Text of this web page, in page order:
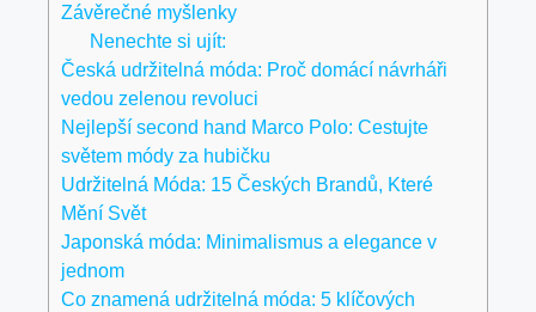
Závěrečné myšlenky
Nenechte si ujít:
Česká udržitelná móda: Proč domácí návrháři
vedou zelenou revoluci
Nejlepší second hand Marco Polo: Cestujte
světem módy za hubičku
Udržitelná Móda: 15 Českých Brandů, Které
Mění Svět
Japonská móda: Minimalismus a elegance v
jednom
Co znamená udržitelná móda: 5 klíčových